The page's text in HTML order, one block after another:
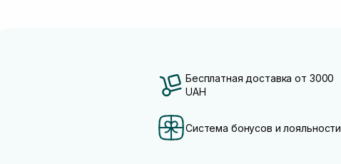
Бесплатная доставка от 3000
UAH
Система бонусов и лояльности